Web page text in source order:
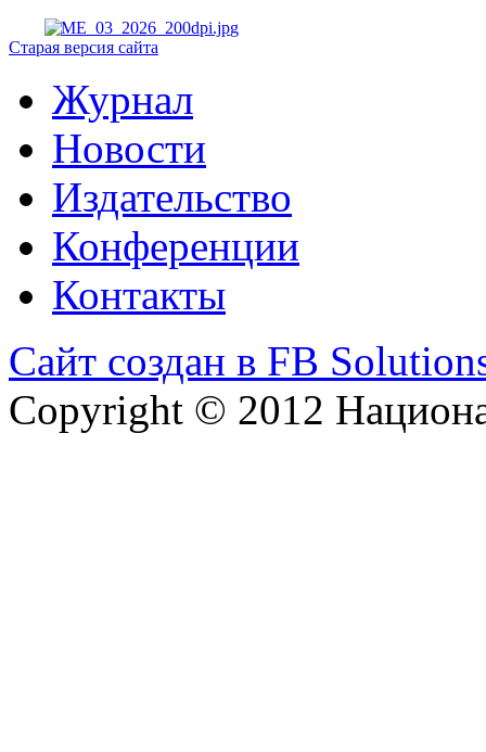
Старая версия сайта
Журнал
Новости
Издательство
Конференции
Контакты
Сайт создан в FB
Copyright © 2012